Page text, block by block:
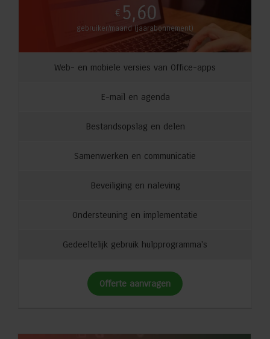
€ 5,60
gebruiker/maand (jaarabonnement)
Web- en mobiele versies van Office-apps
E-mail en agenda
Bestandsopslag en delen
Samenwerken en communicatie
Beveiliging en naleving
Ondersteuning en implementatie
Gedeeltelijk gebruik hulpprogramma's
Offerte aanvragen